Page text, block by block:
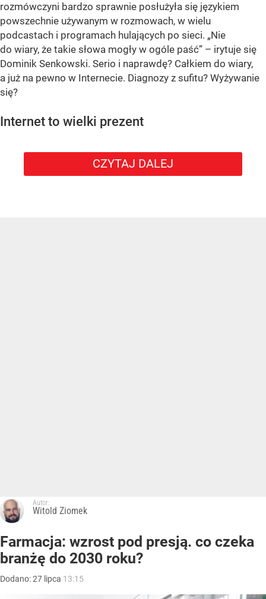
rozmówczyni bardzo sprawnie posłużyła się językiem
powszechnie używanym w rozmowach, w wielu
podcastach i programach hulających po sieci. „Nie
do wiary, że takie słowa mogły w ogóle paść” – irytuje się
Dominik Senkowski. Serio i naprawdę? Całkiem do wiary,
a już na pewno w Internecie. Diagnozy z sufitu? Wyżywanie
się?
Internet to wielki prezent
CZYTAJ DALEJ
Autor:
Witold Ziomek
Farmacja: wzrost pod presją. co czeka
branżę do 2030 roku?
Dodano:27 lipca 13:15